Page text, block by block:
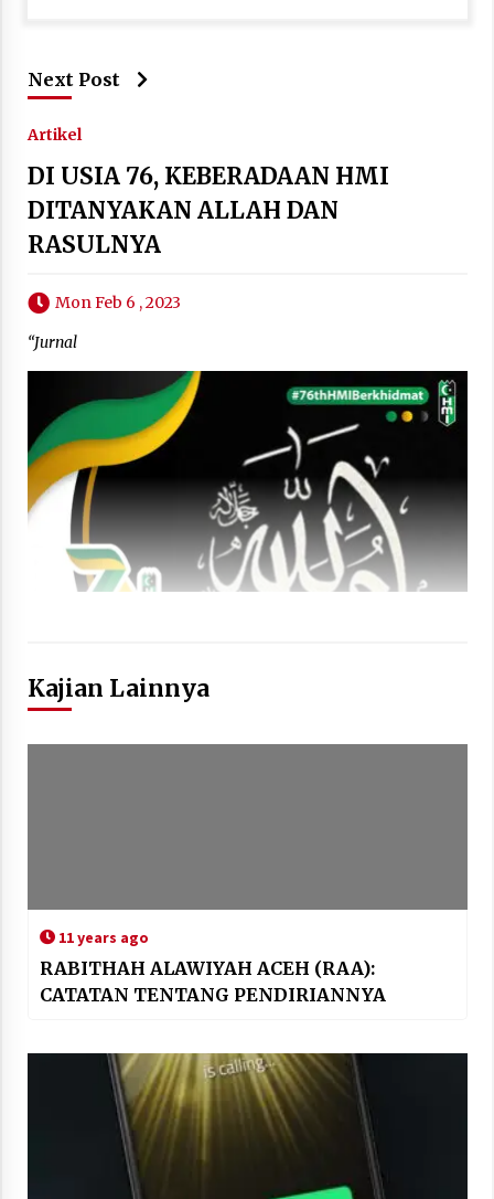
Next Post
Artikel
DI USIA 76, KEBERADAAN HMI
DITANYAKAN ALLAH DAN
RASULNYA
Mon Feb 6 , 2023
“Jurnal
Kajian Lainnya
11 years ago
RABITHAH ALAWIYAH ACEH (RAA):
CATATAN TENTANG PENDIRIANNYA